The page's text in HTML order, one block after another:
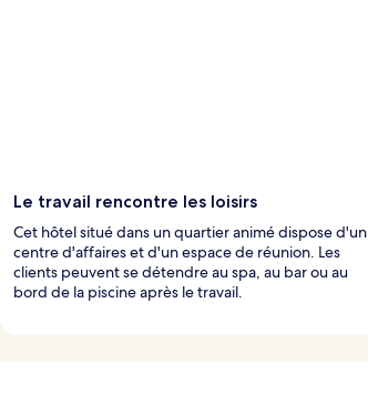
Le travail rencontre les loisirs
Cet hôtel situé dans un quartier animé dispose d'un
centre d'affaires et d'un espace de réunion. Les
clients peuvent se détendre au spa, au bar ou au
bord de la piscine après le travail.